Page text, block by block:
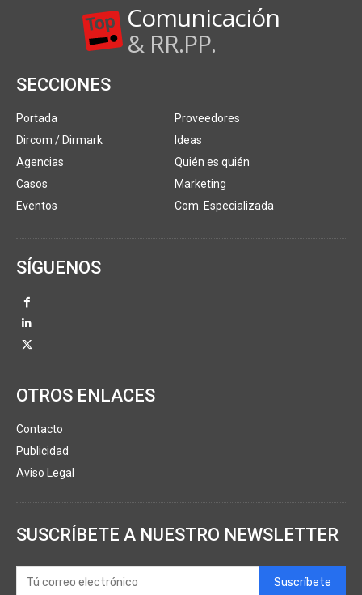
Comunicación
& RR.PP.
SECCIONES
Portada
Dircom / Dirmark
Agencias
Casos
Eventos
Proveedores
Ideas
Quién es quién
Marketing
Com. Especializada
SÍGUENOS
OTROS ENLACES
Contacto
Publicidad
Aviso Legal
SUSCRÍBETE A NUESTRO NEWSLETTER
Suscríbete